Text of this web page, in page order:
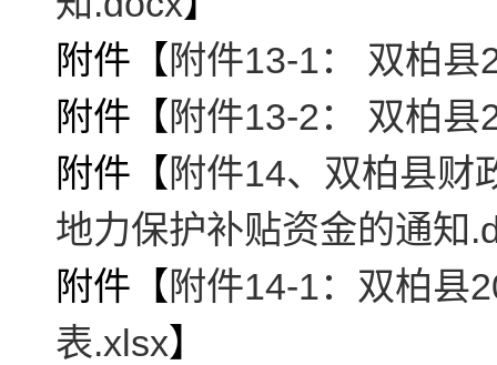
附件【 附件13-1： 双柏
附件【 附件13-2： 双柏
附件【 附件14、双柏县财
地力保护补贴资金的通知
附件【 附件14-1：双柏县
表.xlsx】